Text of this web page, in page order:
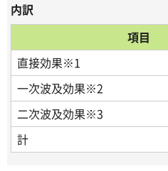
内訳
項目
直接効果※1
一次波及効果※2
二次波及効果※3
計